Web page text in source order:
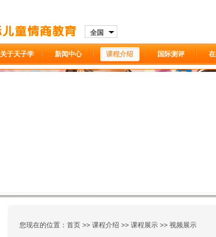
全国
关于天子学 新闻中心 课程介绍 国际测评
您现在的位置：首页 >> 课程介绍 >> 课程展示 >> 视频展示